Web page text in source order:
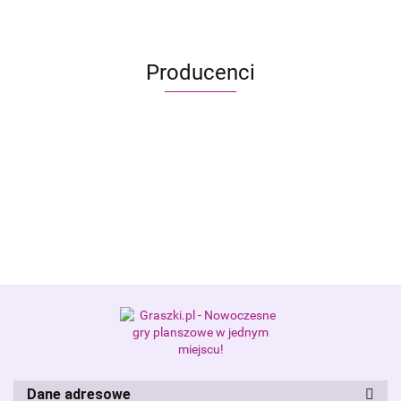
Producenci
Alis Games – producent gier
planszowych i RPG
Dane adresowe